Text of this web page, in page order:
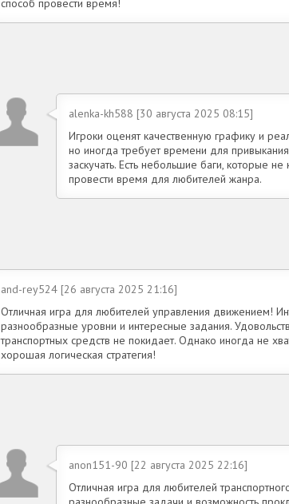
alenka-kh588 [30 августа 2025 08:15]
Игроки оценят качественную графику и
но иногда требует времени для
заскучать. Есть небольшие баги, которые
провести время для любителей жанра.
and-rey524 [26 августа 2025 21:16]
Отличная игра для любителей управления движением!
разнообразные уровни и интересные задания.
транспортных средств не покидает. Однако иногда не
хорошая логическая стратегия!
anon151-90 [22 августа 2025 22:16]
Отличная игра для любителей